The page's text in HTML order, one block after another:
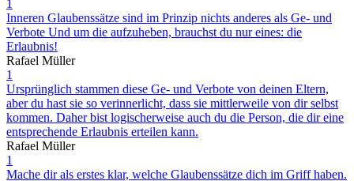
1
Inneren Glaubenssätze sind im Prinzip nichts anderes als Ge- und
Verbote Und um die aufzuheben, brauchst du nur eines: die
Erlaubnis!
Rafael Müller
1
Ursprünglich stammen diese Ge- und Verbote von deinen Eltern,
aber du hast sie so verinnerlicht, dass sie mittlerweile von dir selbst
kommen. Daher bist logischerweise auch du die Person, die dir eine
entsprechende Erlaubnis erteilen kann.
Rafael Müller
1
Mache dir als erstes klar, welche Glaubenssätze dich im Griff haben.